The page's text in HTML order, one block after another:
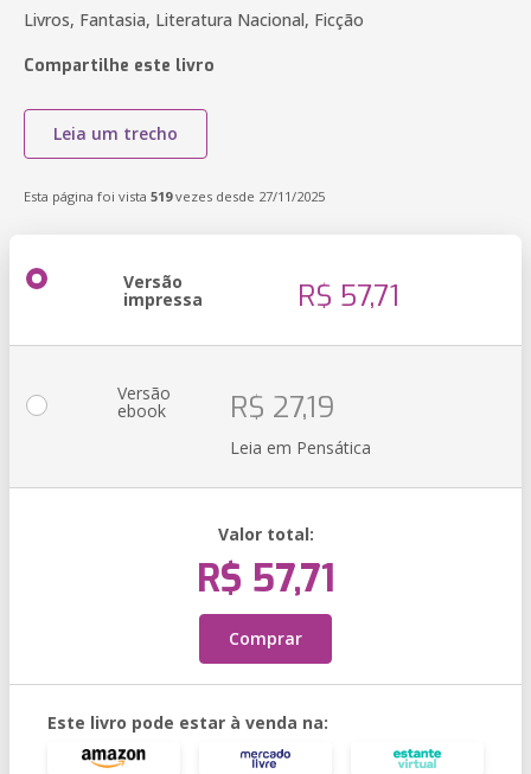
Livros, Fantasia, Literatura Nacional, Ficção
Compartilhe este livro
Leia um trecho
Esta página foi vista 519vezes desde 27/11/2025
Versão
impressa R$ 57,71
Versão
ebook R$ 27,19
Leia em Pensática
Valor total:
R$ 57,71
Comprar
Este livro pode estar à venda na: